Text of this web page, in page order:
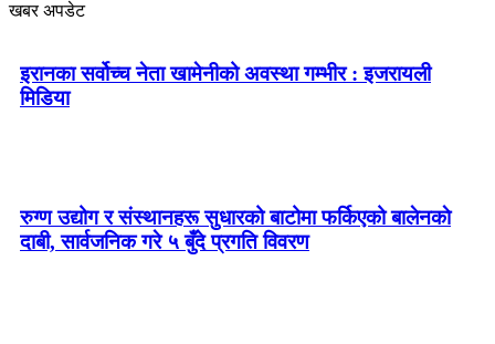
खबर अपडेट
इरानका सर्वोच्च नेता खामेनीको अवस्था गम्भीर : इजरायली
मिडिया
रुग्ण उद्योग र संस्थानहरू सुधारको बाटोमा फर्किएको बालेनकाे
दाबी, सार्वजनिक गरे ५ बुँदे प्रगति विवरण